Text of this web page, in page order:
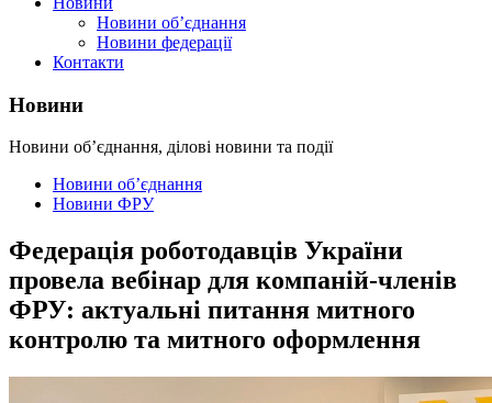
Новини об’єднання
Новини федерації
Контакти
Новини
Новини об’єднання, ділові новини та події
Новини об’єднання
Новини ФРУ
Федерація роботодавців України
провела вебінар для компаній-членів
ФРУ: актуальні питання митного
контролю та митного оформлення